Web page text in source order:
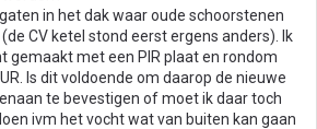
in het dak waar oude schoorstenen
CV ketel stond eerst ergens anders). Ik
gemaakt met een PIR plaat en rondom
Is dit voldoende om daarop de nieuwe
te bevestigen of moet ik daar toch
ivm het vocht wat van buiten kan gaan